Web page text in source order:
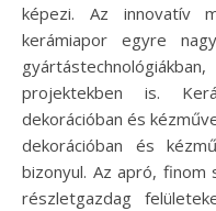
képezi. Az innovatív
kerámiapor egyre
projektekben is.
dekorációban és
dekorációban és
bizonyul. Az apró,
részletgazdag